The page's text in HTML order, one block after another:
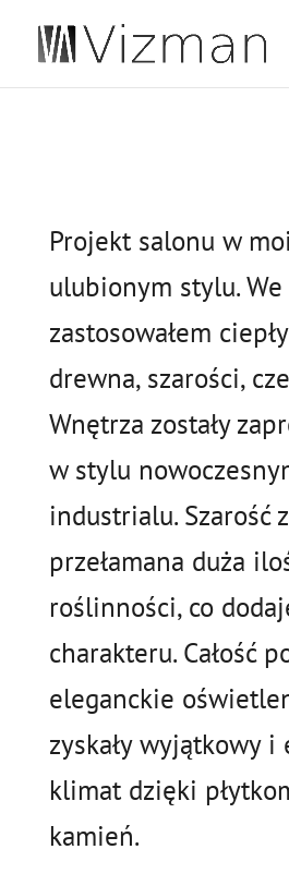
JSON
Projekt salonu w
ulubionym stylu.
zastosowałem
drewna, szarości,
Wnętrza zostały
w stylu
industrialu. Szarość
przełamana duża
roślinności, co
charakteru. Całość
eleganckie
zyskały wyjątkowy i
klimat dzięki
kamień.